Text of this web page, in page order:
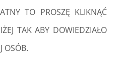
TO PROSZĘ KLIKNĄĆ
TAK ABY DOWIEDZIAŁO
OSÓB.